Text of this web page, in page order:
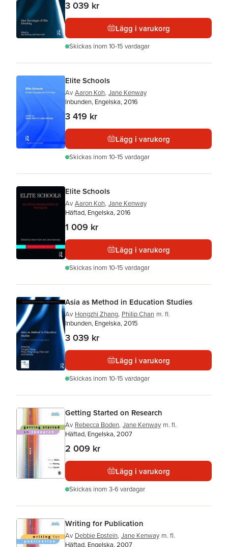
3 039 kr
Lägg i varukorg
Skickas inom 10-15 vardagar
Elite Schools
Av Aaron Koh, Jane Kenway
Inbunden, Engelska, 2016
3 419 kr
Lägg i varukorg
Skickas inom 10-15 vardagar
Elite Schools
Av Aaron Koh, Jane Kenway
Häftad, Engelska, 2016
1 009 kr
Lägg i varukorg
Skickas inom 10-15 vardagar
Asia as Method in Education Studies
Av Hongzhi Zhang, Philip Chan m. fl.
Inbunden, Engelska, 2015
3 039 kr
Lägg i varukorg
Skickas inom 10-15 vardagar
Getting Started on Research
Av Rebecca Boden, Jane Kenway m. fl.
Häftad, Engelska, 2007
2 009 kr
Lägg i varukorg
Skickas inom 3-6 vardagar
Writing for Publication
Av Debbie Epstein, Jane Kenway m. fl.
Häftad, Engelska, 2007